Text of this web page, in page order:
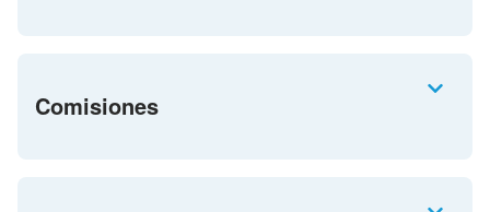
Comisiones